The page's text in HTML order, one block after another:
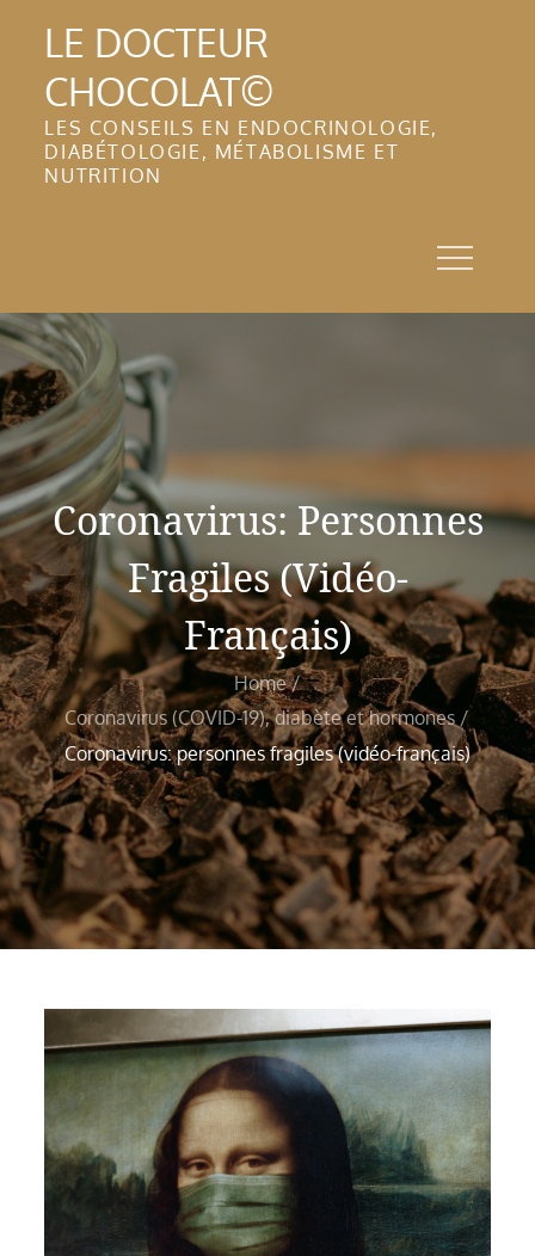
content
LE DOCTEUR
CHOCOLAT©
LES CONSEILS EN ENDOCRINOLOGIE,
DIABÉTOLOGIE, MÉTABOLISME ET
NUTRITION
Coronavirus: Personnes
Fragiles (vidéo-
Français)
Home
Coronavirus (COVID-19), diabète et hormones
Coronavirus: personnes fragiles (vidéo-français)